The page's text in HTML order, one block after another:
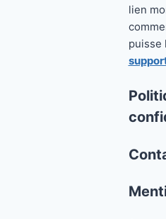
lien
puisse